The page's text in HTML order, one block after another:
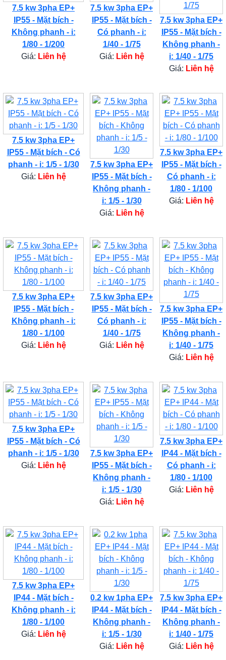
7.5 kw 3pha EP+
IP55 - Mặt bích -
Không phanh - i:
1/80 - 1/200
Giá: Liên hệ
7.5 kw 3pha EP+
IP55 - Mặt bích -
Có phanh - i:
1/40 - 1/75
Giá: Liên hệ
7.5 kw 3pha EP+
IP55 - Mặt bích -
Không phanh -
i: 1/40 - 1/75
Giá: Liên hệ
7.5 kw 3pha EP+
IP55 - Mặt bích - Có
phanh - i: 1/5 - 1/30
Giá: Liên hệ
7.5 kw 3pha EP+
IP55 - Mặt bích -
Không phanh -
i: 1/5 - 1/30
Giá: Liên hệ
7.5 kw 3pha EP+
IP55 - Mặt bích -
Có phanh - i:
1/80 - 1/100
Giá: Liên hệ
7.5 kw 3pha EP+
IP55 - Mặt bích -
Không phanh - i:
1/80 - 1/100
Giá: Liên hệ
7.5 kw 3pha EP+
IP55 - Mặt bích -
Có phanh - i:
1/40 - 1/75
Giá: Liên hệ
7.5 kw 3pha EP+
IP55 - Mặt bích -
Không phanh -
i: 1/40 - 1/75
Giá: Liên hệ
7.5 kw 3pha EP+
IP55 - Mặt bích - Có
phanh - i: 1/5 - 1/30
Giá: Liên hệ
7.5 kw 3pha EP+
IP55 - Mặt bích -
Không phanh -
i: 1/5 - 1/30
Giá: Liên hệ
7.5 kw 3pha EP+
IP44 - Mặt bích -
Có phanh - i:
1/80 - 1/100
Giá: Liên hệ
7.5 kw 3pha EP+
IP44 - Mặt bích -
Không phanh - i:
1/80 - 1/100
Giá: Liên hệ
0.2 kw 1pha EP+
IP44 - Mặt bích -
Không phanh -
i: 1/5 - 1/30
Giá: Liên hệ
7.5 kw 3pha EP+
IP44 - Mặt bích -
Không phanh -
i: 1/40 - 1/75
Giá: Liên hệ